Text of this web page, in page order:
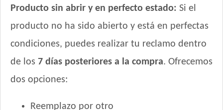
Catpro Castrados
Crianza Gato Adulto
Deleita Gato Adulto
Estampa Plus Gato Adulto
Evolution Gato Adulto
Exact Premium Gato Adulto Urinario
Producto sin abrir y en perfecto estado: Si el
producto no ha sido abierto y está en perfectas
condiciones, puedes realizar tu reclamo dentro
de los 7 días posteriores a la compra. Ofrecemos
dos opciones:
Reemplazo por otro